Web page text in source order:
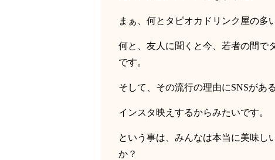
まぁ、何とタピオカドリンク屋の多
何と、友人に聞くと今、若者の間で
です。
そして、その流行の理由にSNSがあ
インスタ映えするからみたいです。
という事は、みんなは本当に美味し
か？